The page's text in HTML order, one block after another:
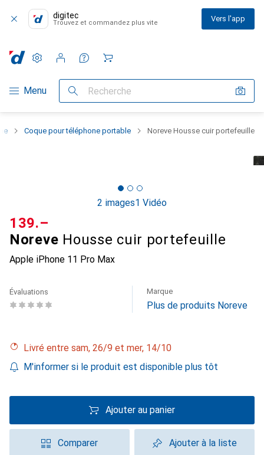
digitec
Trouvez et commandez plus vite Vers l'app
Navigation par catégorie
Menu Recherche
Paramètres
Compte client
Listes de comparaison
Listes d'envies
Panier
Coque pour téléphone portable Noreve Housse cuir portefeuille
2 images1 Vidéo
Noreve Housse cuir portefeuille
Apple iPhone 11 Pro Max
CHF
139.–
Évaluations Marque
Plus de produits Noreve
Livré entre sam, 26/9 et mer, 14/10
M'informer si le produit est disponible plus tôt
Ajouter au panier
Comparer Ajouter à la liste